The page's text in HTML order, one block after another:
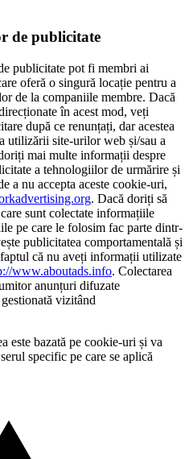
de publicitate
publicitate pot fi membri ai
oferă o singură locație pentru a
de la companiile membre. Dacă
în acest mod, veți
după ce renunțați, dar acestea
utilizării site-urilor web și/sau a
mai multe informații despre
a tehnologiilor de urmărire și
a nu accepta aceste cookie-uri,
. Dacă doriți să
sunt colectate informațiile
pe care le folosim fac parte dintr-
publicitatea comportamentală și
că nu aveți informații utilizate
www.aboutads.info. Colectarea
anunțuri difuzate
vizitând
este bazată pe cookie-uri și va
specific pe care se aplică